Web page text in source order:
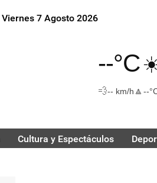
Viernes 7 Agosto 2026
--°C
💨-- km/h 🔼 --
Cultura y Espectáculos